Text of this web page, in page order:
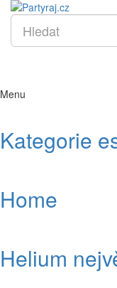
Menu
Kategorie
Home
Helium